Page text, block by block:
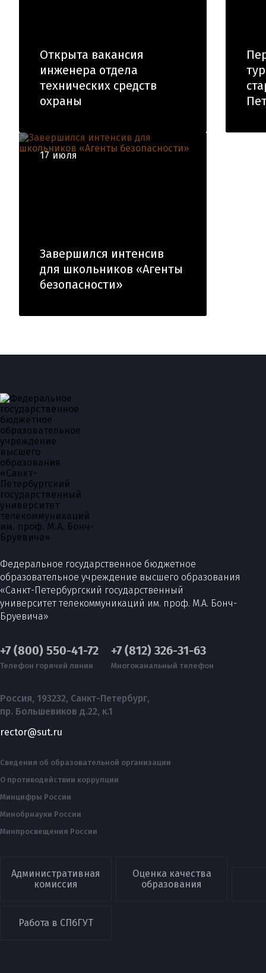
Открыта вакансия
инженера отдела
технических средств
охраны
17 июля
Завершился интенсив
для школьников «Агенты
безопасности»
Федеральное государственное бюджетное
образовательное учреждение высшего образования
«Санкт-Петербургский государственный
университет телекоммуникаций им. проф. М.А. Бонч-
Бруевича»
+7 (800) 550-41-72
Телефон горячей линии
+7 (812) 326-31-63
Многоканальный телефон
Россия, 193232, Санкт-Петербург,
пр. Большевиков д.22, к.1
rector@sut.ru
Сведения об образовательной организации
О противодействии коррупции
Минцифры России
Минобрнауки России
Минпросвещения России
Административная
комиссия
Оценка качества
образования
Работа в СПбГУТ